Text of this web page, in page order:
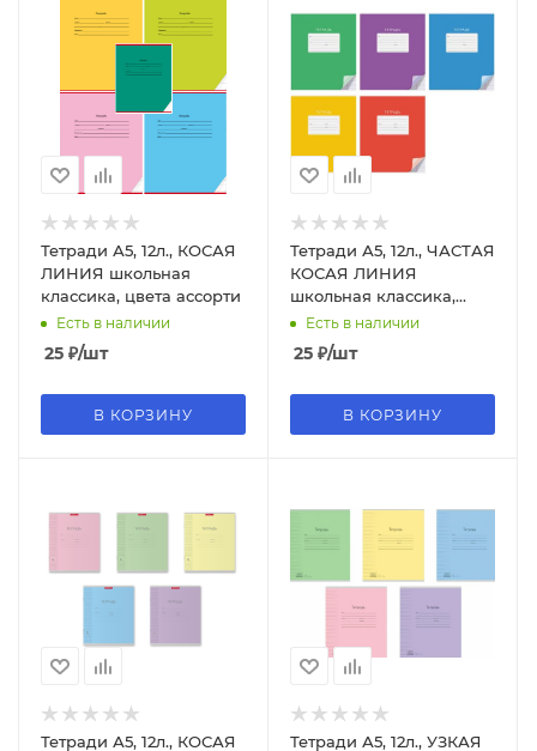
Тетради А5, 12л., КОСАЯ
ЛИНИЯ школьная
классика, цвета ассорти
Есть в наличии
25 ₽/шт
В КОРЗИНУ
Тетради А5, 12л., ЧАСТАЯ
КОСАЯ ЛИНИЯ
школьная классика,
цвета ассорти
Есть в наличии
25 ₽/шт
В КОРЗИНУ
Тетради А5, 12л., КОСАЯ Тетради А5, 12л., УЗКАЯ